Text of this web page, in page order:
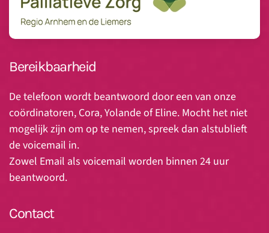
Bereikbaarheid
De telefoon wordt beantwoord door een van onze
coördinatoren, Cora, Yolande of Eline. Mocht het niet
mogelijk zijn om op te nemen, spreek dan alstublieft
de voicemail in.
Zowel Email als voicemail worden binnen 24 uur
beantwoord.
Contact